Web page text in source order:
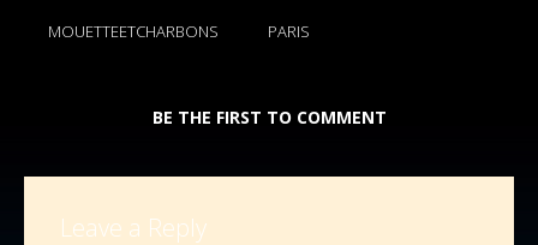
MOUETTEETCHARBONS PARIS
BE THE FIRST TO COMMENT
Leave a Reply